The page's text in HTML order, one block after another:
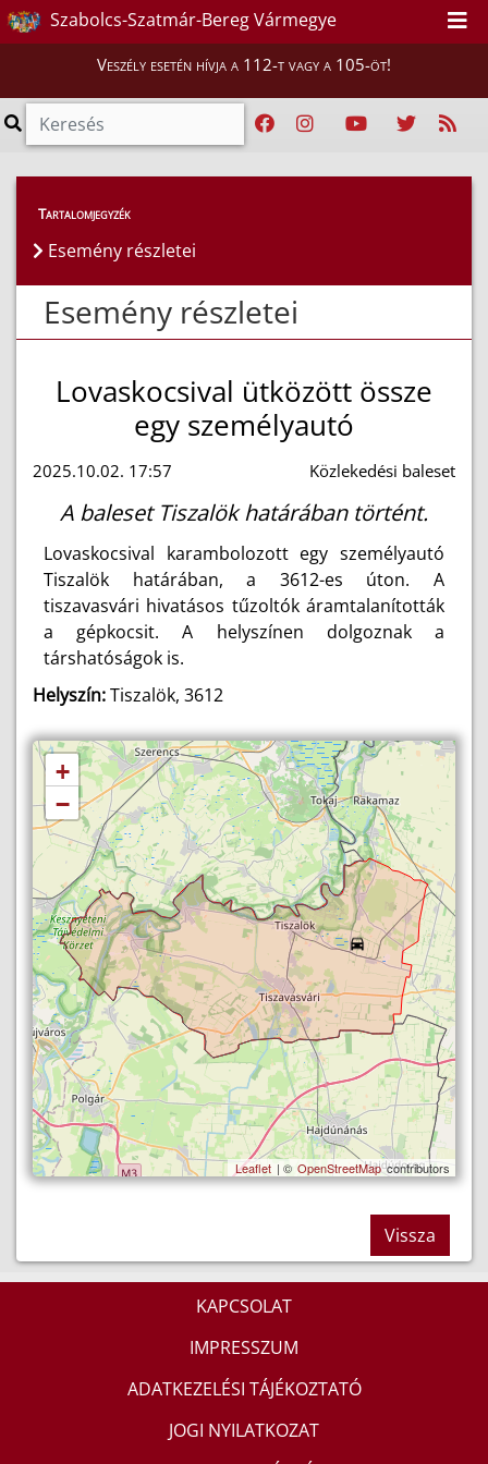
Szabolcs-Szatmár-Bereg Vármegye
Veszély esetén hívja a 112-t vagy a 105-öt!
Esemény részletei
Tartalomjegyzék
Esemény részletei
Esemény részletei
Lovaskocsival ütközött össze
egy személyautó
2025.10.02. 17:57 Közlekedési baleset
A baleset Tiszalök határában történt.
Lovaskocsival karambolozott egy személyautó
Tiszalök határában, a 3612-es úton. A
tiszavasvári hivatásos tűzoltók áramtalanították
a gépkocsit. A helyszínen dolgoznak a
társhatóságok is.
Helyszín:Tiszalök, 3612
+
−
Leaflet | © OpenStreetMapcontributors
Vissza
KAPCSOLAT
IMPRESSZUM
ADATKEZELÉSI TÁJÉKOZTATÓ
JOGI NYILATKOZAT